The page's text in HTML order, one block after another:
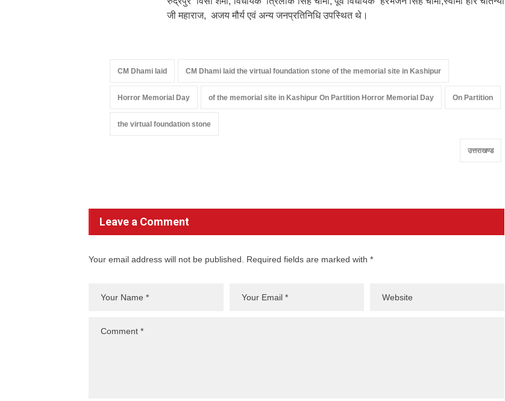
जी महाराज, अजय मौर्य एवं अन्य जनप्रतिनिधि उपस्थित थे।
CM Dhami laid CM Dhami laid the virtual foundation stone of the memorial site in Kashipur
Horror Memorial Day of the memorial site in Kashipur On Partition Horror Memorial Day On Partition
the virtual foundation stone
उत्तराखण्ड
Leave a Comment
Your email address will not be published. Required fields are marked with *